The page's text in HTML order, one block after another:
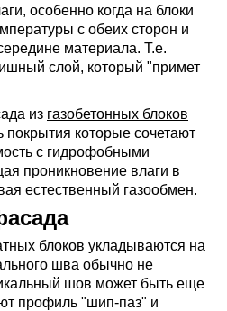
особенно когда на блоки
с обеих сторон и
материала. Т.е.
слой, который "примет
из газобетонных блоков
покрытия которые сочетают
с гидрофобными
проникновение влаги в
естественный газообмен.
блоков укладываются на
шва обычно не
шов может быть еще
профиль "шип-паз" и